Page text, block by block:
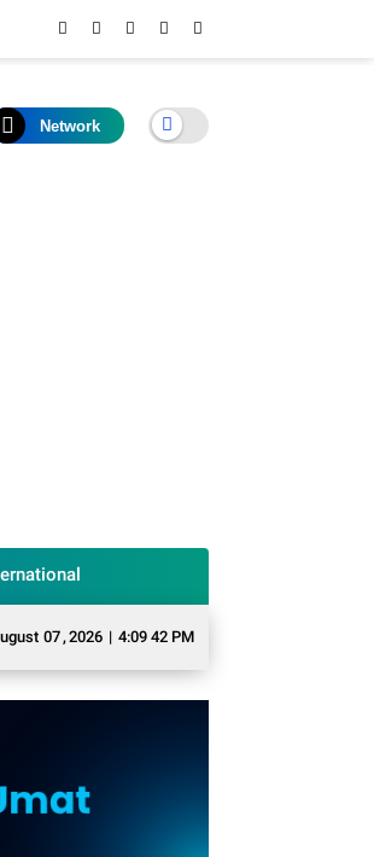
Network
07,2026 | 4:09 43 PM
Menjadi Eco Enzyme yang Memiliki Berbagai